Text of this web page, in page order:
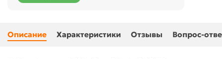
Описание Характеристики Отзывы Вопрос-